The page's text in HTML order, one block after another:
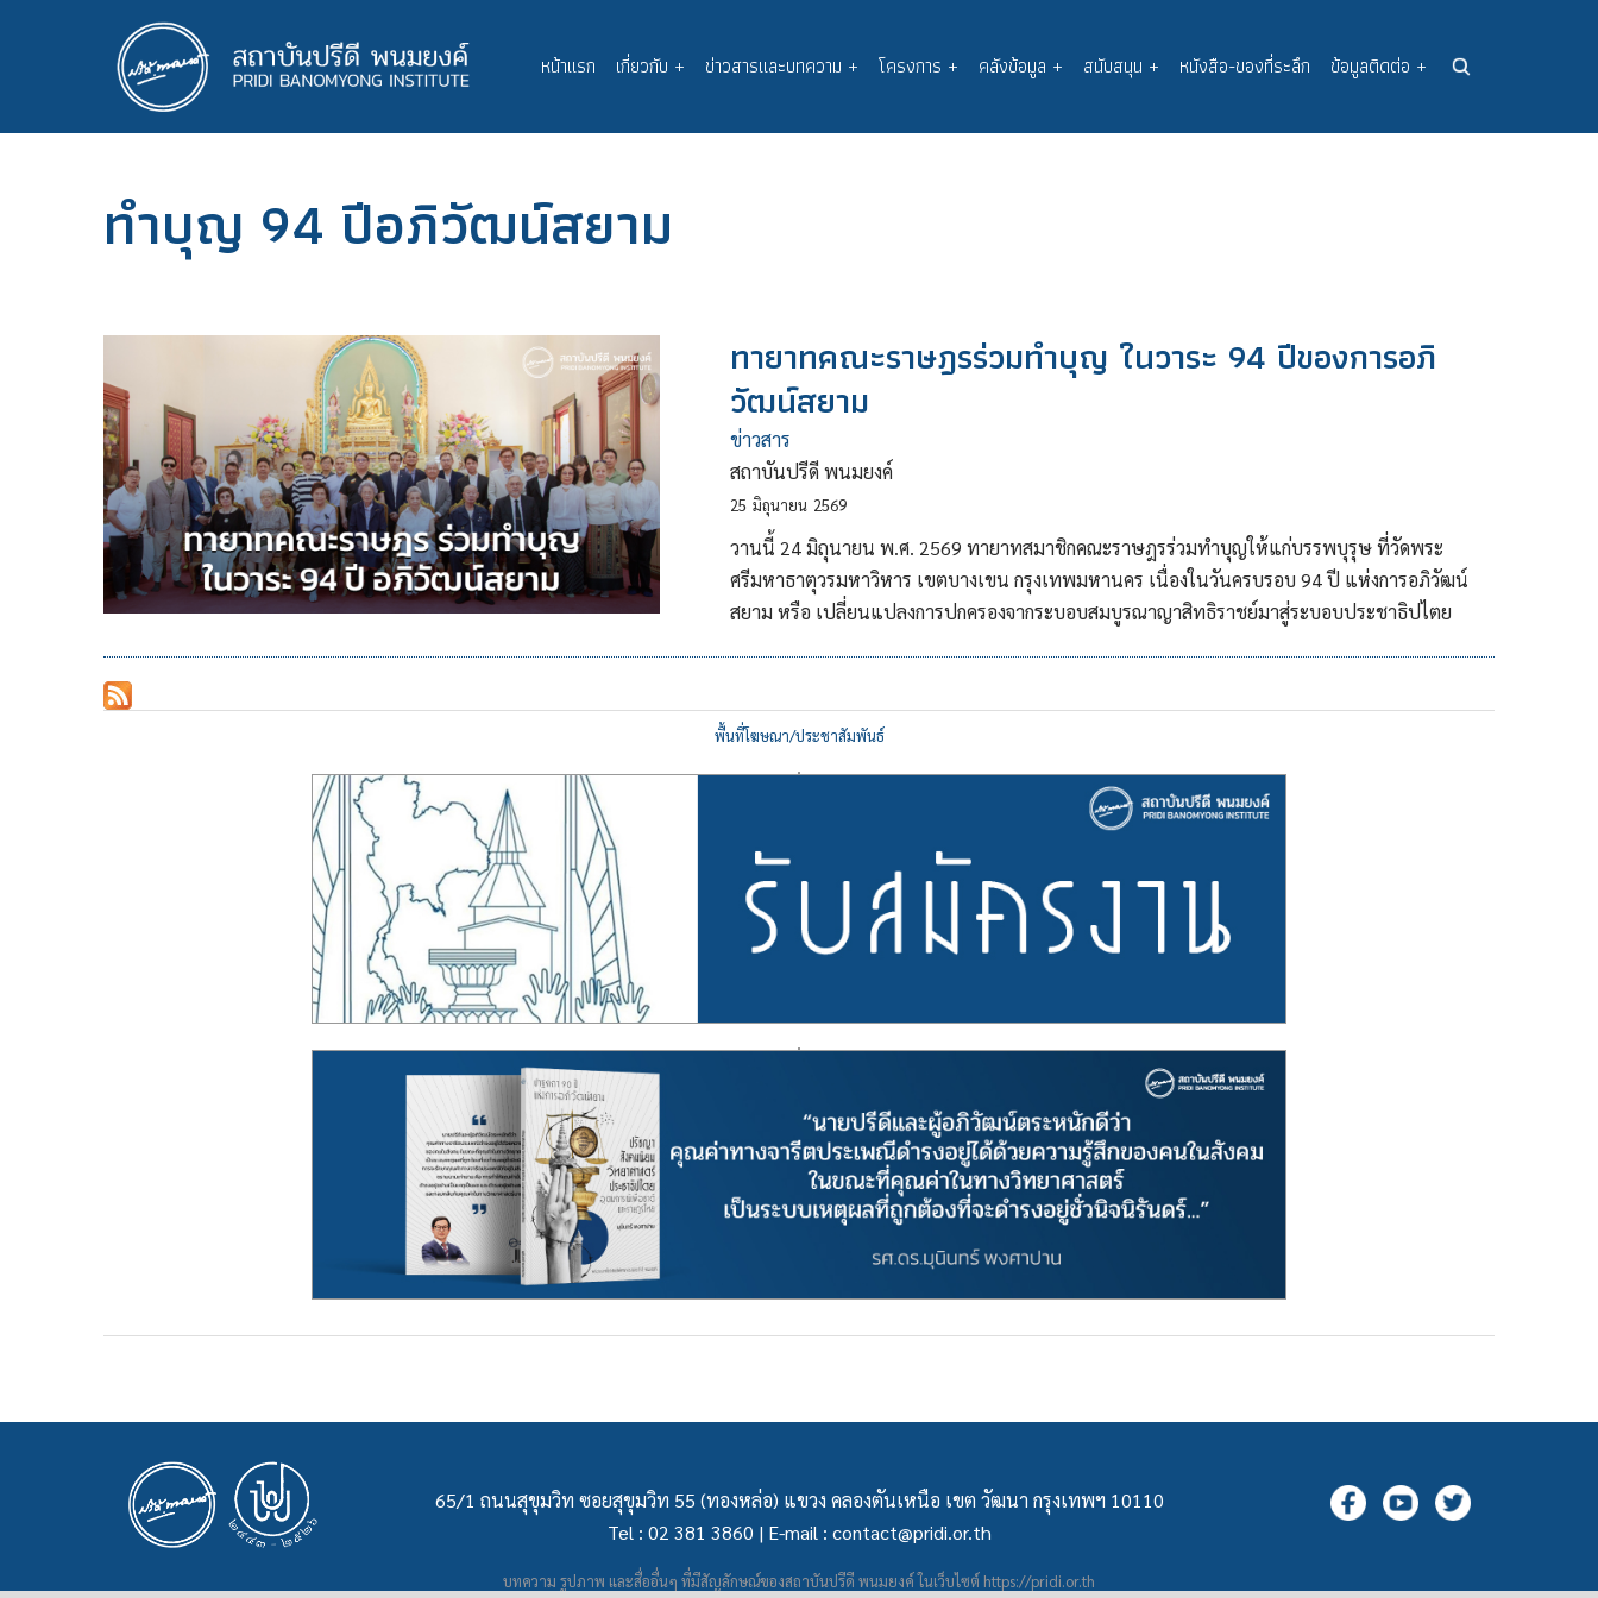
Main
navigation
หน้าแรก เกี่ยวกับ + ข่าวสารและบทความ + โครงการ + คลังข้อมูล + สนับสนุน + หนังสือ-ของที่ระลึก ข้อมูลติดต่อ +
ทำบุญ 94 ปีอภิวัฒน์สยาม
ทายาทคณะราษฎรร่วมทำบุญ ในวาระ 94 ปีของการอภิ
วัฒน์สยาม
ข่าวสาร
สถาบันปรีดี พนมยงค์
25 มิถุนายน 2569
วานนี้ 24 มิถุนายน พ.ศ. 2569 ทายาทสมาชิกคณะราษฎรร่วมทำบุญให้แก่บรรพบุรุษ ที่วัดพระ
ศรีมหาธาตุวรมหาวิหาร เขตบางเขน กรุงเทพมหานคร เนื่องในวันครบรอบ 94 ปี แห่งการอภิวัฒน์
สยาม หรือ เปลี่ยนแปลงการปกครองจากระบอบสมบูรณาญาสิทธิราชย์มาสู่ระบอบประชาธิปไตย
พื้นที่โฆษณา/ประชาสัมพันธ์
65/1 ถนนสุขุมวิท ซอยสุขุมวิท 55 (ทองหล่อ) แขวง คลองตันเหนือ เขต วัฒนา กรุงเทพฯ 10110
Tel : 02 381 3860 | E-mail : contact@pridi.or.th
บทความ รูปภาพ และสื่ออื่นๆ ที่มีสัญลักษณ์ของสถาบันปรีดี พนมยงค์ ในเว็บไซต์ https://pridi.or.th